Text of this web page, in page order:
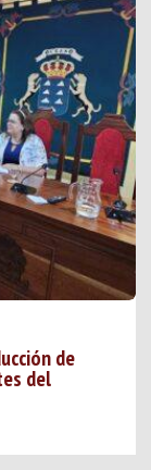
de
del